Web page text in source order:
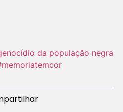
da população negra